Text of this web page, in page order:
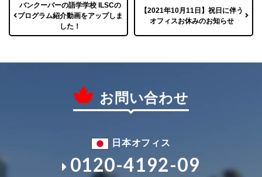
バンクーバーの語学学校 ILSCの
プログラム紹介動画をアップしま
した！
【2021年10月11日】祝日に伴う
オフィスお休みのお知らせ
お問い合わせ
日本オフィス
0120-4192-09